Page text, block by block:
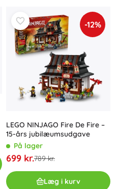
-12%
LEGO NINJAGO Fire De Fire –
15-års jubilæumsudgave
På lager
699 kr.789 kr.
Læg i kurv